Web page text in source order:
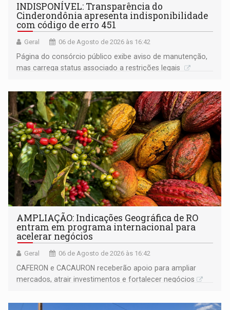
INDISPONÍVEL: Transparência do
Cinderondônia apresenta indisponibilidade
com código de erro 451
Geral 06 de Agosto de 2026 às 16:42
Página do consórcio público exibe aviso de manutenção,
mas carrega status associado a restrições legais
AMPLIAÇÃO: Indicações Geográfica de RO
entram em programa internacional para
acelerar negócios
Geral 06 de Agosto de 2026 às 16:42
CAFERON e CACAURON receberão apoio para ampliar
mercados, atrair investimentos e fortalecer negócios